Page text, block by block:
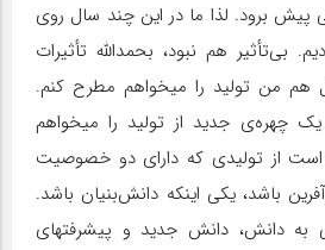
پیش برود. لذا ما در این چند سال روی
بی‌تأثیر هم نبود، بحمدالله تأثیرات
من تولید را میخواهم مطرح کنم.
چهره‌ی جدید از تولید را میخواهم
از تولیدی که دارای دو خصوصیت
باشد، یکی اینکه دانش‌بنیان باشد.
به دانش، دانش جدید و پیشرفتهای